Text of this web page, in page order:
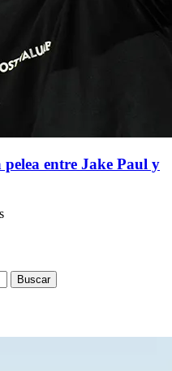
pelea entre Jake Paul y